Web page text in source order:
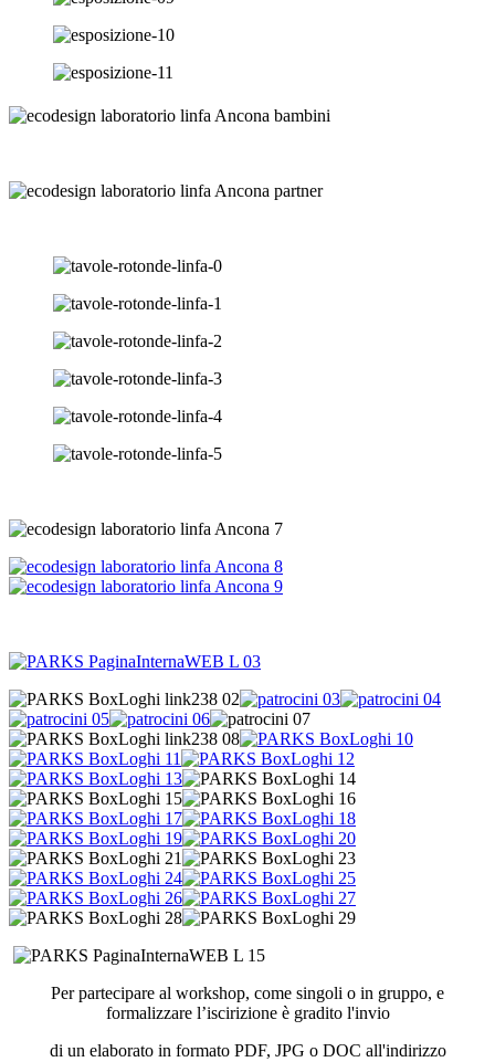
Per partecipare al workshop, come singoli o in gruppo, e
formalizzare l’iscirizione è gradito l'invio
di un elaborato in formato PDF, JPG o DOC all'indirizzo